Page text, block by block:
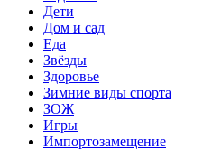
Дети
Дом и сад
Еда
Звёзды
Здоровье
Зимние виды спорта
ЗОЖ
Игры
Импортозамещение